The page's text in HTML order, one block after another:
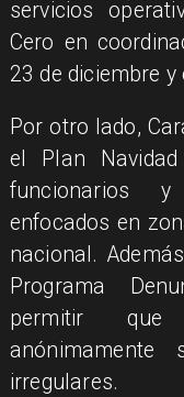
servicios
Cero en
23 de diciembre
Por otro lado,
el Plan
funcionarios
enfocados en
nacional.
Programa
permitir
anónimamente
irregulares.